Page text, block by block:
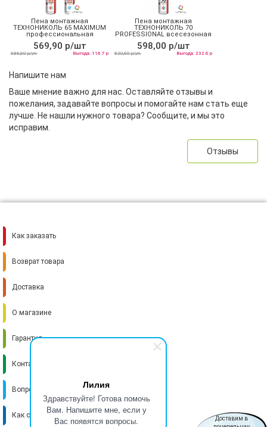
Лилия
Здравствуйте! Готова помочь
Вам. Напишите мне, если у
Вас появятся вопросы.
Доставим в
Пена монтажная
ТЕХНОНИКОЛЬ 65 MAXIMUM
профессиональная
всесезонная
569,90 р/шт
686,60 р/уп Выгода: 116.7 р
Пена монтажная
ТЕХНОНИКОЛЬ 70
PROFESSIONAL всесезонная
598,00 р/шт
830,60 р/уп Выгода: 232.6 р
Напишите нам
Ваше мнение важно для нас. Оставляйте отзывы и
пожелания, задавайте вопросы и помогайте нам стать еще
лучше. Не нашли нужного товара? Сообщите, и мы это
исправим.
Отзывы
Как заказать
Возврат товара
Доставка
О магазине
Гарантия
Контакты
Вопрос-ответ
Как стать поставщиком